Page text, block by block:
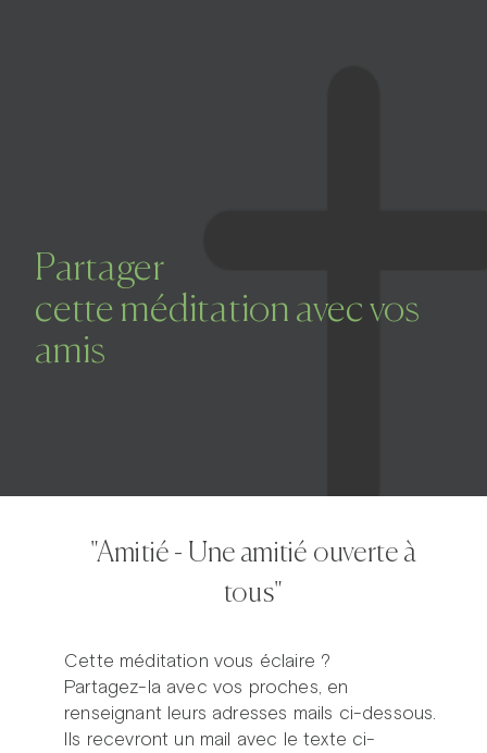
Partager
cette méditation avec vos
amis
"Amitié - Une amitié ouverte à
tous"
Cette méditation vous éclaire ?
Partagez-la avec vos proches, en
renseignant leurs adresses mails ci-dessous.
Ils recevront un mail avec le texte ci-